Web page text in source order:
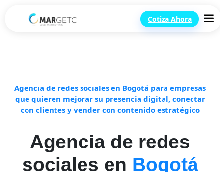
Cotiza Ahora
Agencia de redes sociales en Bogotá para empresas
que quieren mejorar su presencia digital, conectar
con clientes y vender con contenido estratégico
Agencia de redes
sociales en Bogotá